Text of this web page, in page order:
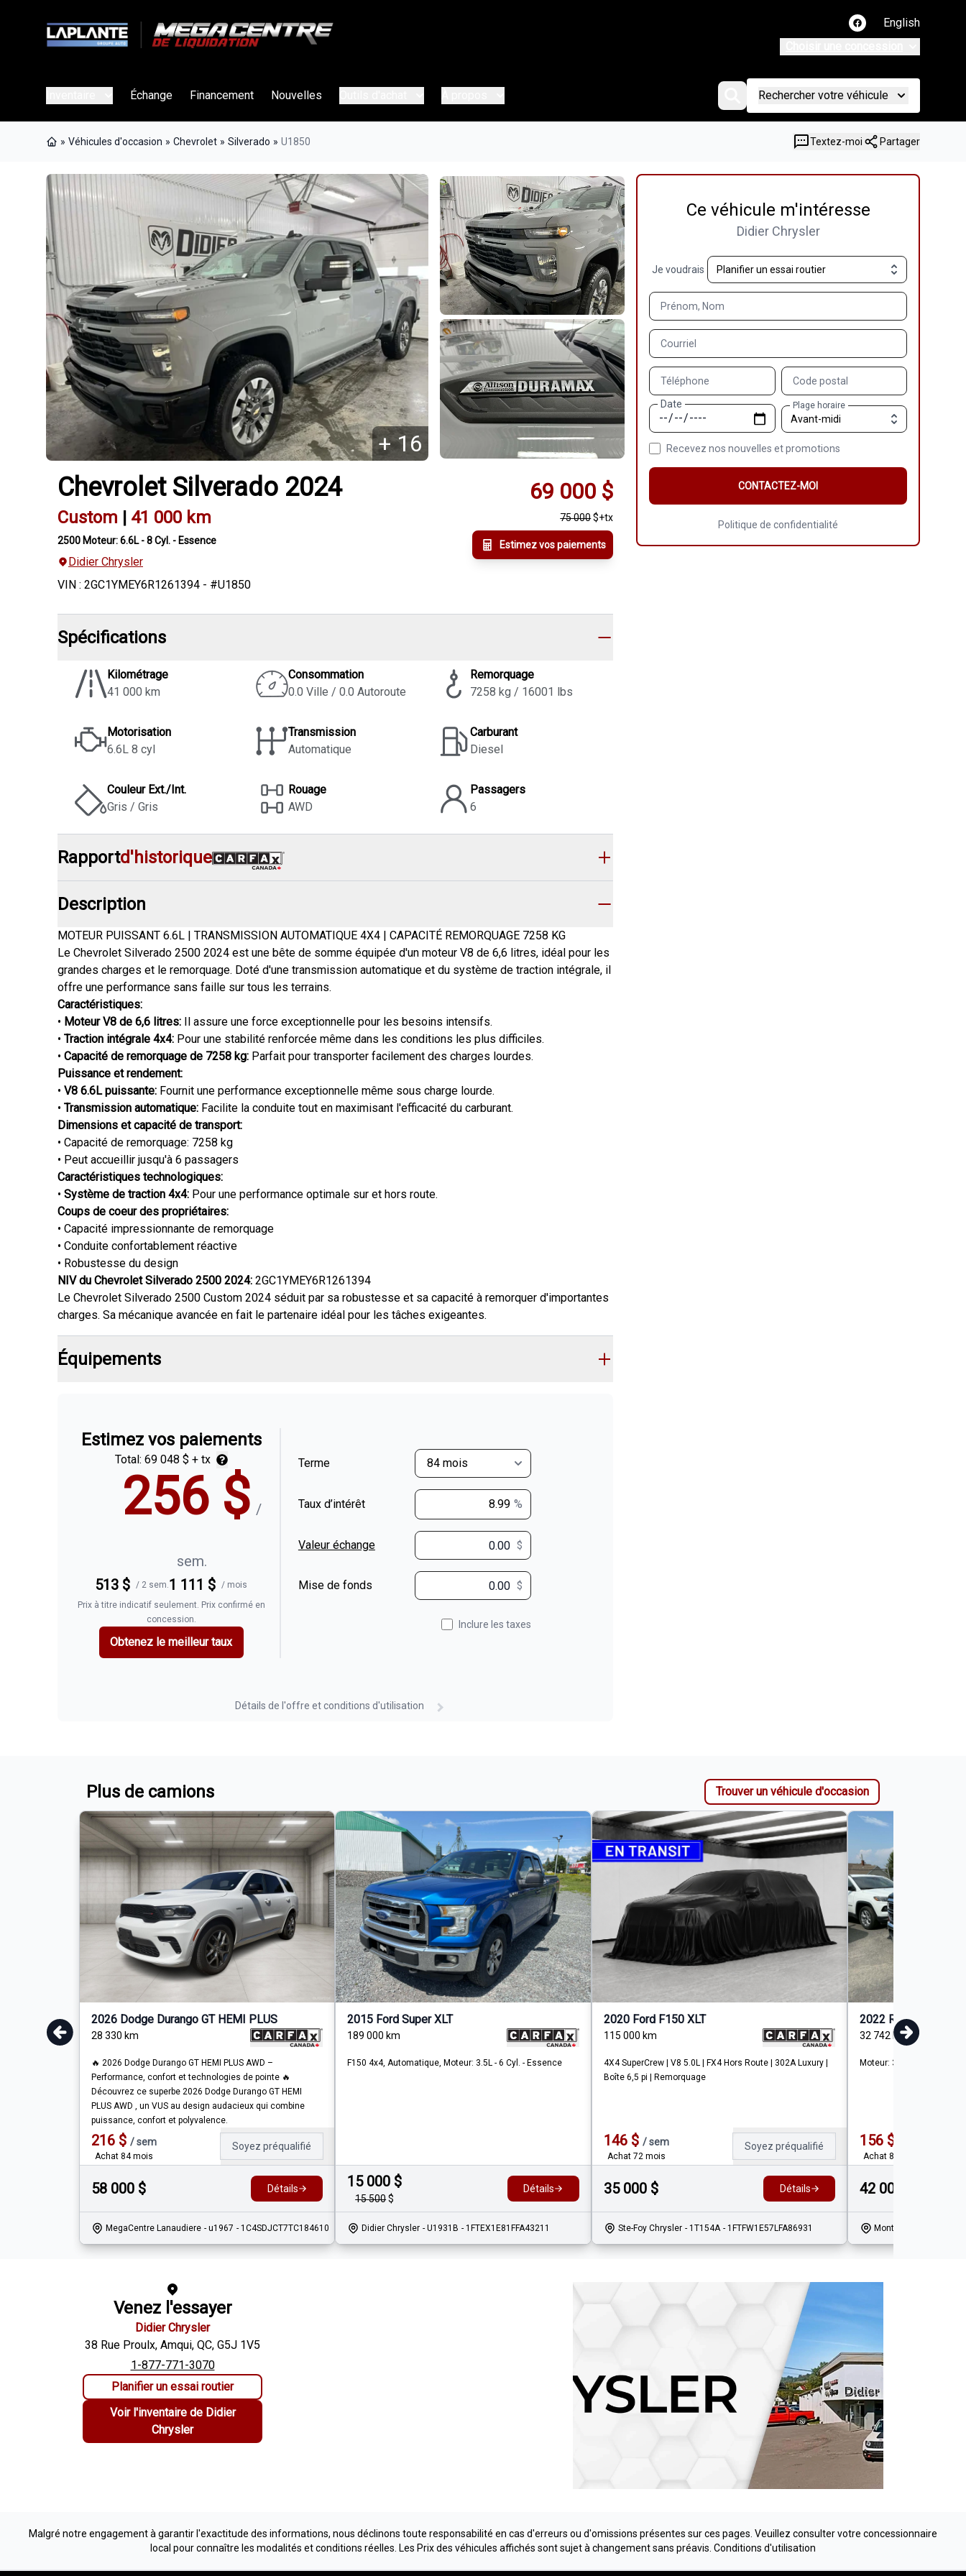
Lien vers notre page
English
Échange Financement Nouvelles Rechercher votre véhicule
» Véhicules d'occasion » Chevrolet » Silverado » U1850 Textez-moi Partager
+16
Chevrolet Silverado 2024
Custom | 41 000 km
2500 Moteur: 6.6L - 8 Cyl. - Essence
Didier Chrysler
VIN : 2GC1YMEY6R1261394 - #U1850
69 000 $
75 000$+tx
Estimez vos paiements
Spécifications
Kilométrage
41 000 km
Consommation
0.0 Ville / 0.0 Autoroute
Remorquage
7258 kg / 16001 lbs
Motorisation
6.6L 8 cyl
Transmission
Automatique
Carburant
Diesel
Couleur Ext./Int.
Gris / Gris
Rouage
AWD
Passagers
6
Rapportd'historique
Description
MOTEUR PUISSANT 6.6L | TRANSMISSION AUTOMATIQUE 4X4 | CAPACITÉ REMORQUAGE 7258 KG
Le Chevrolet Silverado 2500 2024 est une bête de somme équipée d'un moteur V8 de 6,6 litres, idéal pour les
grandes charges et le remorquage. Doté d'une transmission automatique et du système de traction intégrale, il
offre une performance sans faille sur tous les terrains.
Caractéristiques:
• Moteur V8 de 6,6 litres: Il assure une force exceptionnelle pour les besoins intensifs.
• Traction intégrale 4x4: Pour une stabilité renforcée même dans les conditions les plus difficiles.
• Capacité de remorquage de 7258 kg: Parfait pour transporter facilement des charges lourdes.
Puissance et rendement:
• V8 6.6L puissante: Fournit une performance exceptionnelle même sous charge lourde.
• Transmission automatique: Facilite la conduite tout en maximisant l'efficacité du carburant.
Dimensions et capacité de transport:
• Capacité de remorquage: 7258 kg
• Peut accueillir jusqu'à 6 passagers
Caractéristiques technologiques:
• Système de traction 4x4: Pour une performance optimale sur et hors route.
Coups de coeur des propriétaires:
• Capacité impressionnante de remorquage
• Conduite confortablement réactive
• Robustesse du design
NIV du Chevrolet Silverado 2500 2024: 2GC1YMEY6R1261394
Le Chevrolet Silverado 2500 Custom 2024 séduit par sa robustesse et sa capacité à remorquer d'importantes
charges. Sa mécanique avancée en fait le partenaire idéal pour les tâches exigeantes.
Équipements
Estimez vos paiements
Total: 69 048 $ + tx
256$ /
sem.
513 $ / 2 sem.1 111 $ / mois
Prix à titre indicatif seulement. Prix confirmé en
concession.
Obtenez le meilleur taux
Terme
Taux d’intérêt %
Valeur échange $ $
Mise de fonds $
Inclure les taxes
Détails de l'offre et conditions d'utilisation
Ce véhicule m'intéresse
Didier Chrysler
Je voudrais
Prénom, Nom
Courriel
Téléphone
Code postal
Date
Plage horaire
Recevez nos nouvelles et promotions
CONTACTEZ-MOI
Politique de confidentialité
Plus de camions Trouver un véhicule d'occasion
2026 Dodge Durango GT HEMI PLUS
28 330 km
🔥 2026 Dodge Durango GT HEMI PLUS AWD –
Performance, confort et technologies de pointe 🔥
Découvrez ce superbe 2026 Dodge Durango GT HEMI
PLUS AWD , un VUS au design audacieux qui combine
puissance, confort et polyvalence.
216$ / sem
Achat 84 mois
Soyez préqualifié
58 000$ Détails
MegaCentre Lanaudiere - u1967 - 1C4SDJCT7TC184610
2015 Ford Super XLT
189 000 km
F150 4x4, Automatique, Moteur: 3.5L - 6 Cyl. - Essence
15 000 $
15 500$
Détails
Didier Chrysler - U1931B - 1FTEX1E81FFA43211
2020 Ford F150 XLT
115 000 km
4X4 SuperCrew | V8 5.0L | FX4 Hors Route | 302A Luxury |
Boîte 6,5 pi | Remorquage
146$ /sem
Achat 72 mois
Soyez préqualifié
35 000$ Détails
Ste-Foy Chrysler - 1T154A - 1FTFW1E57LFA86931
2022 RAM 1500 Big
32 742 km
Moteur: 3.6L - 6 Cyl. -
156 $
Achat 84 mois
42 000
Mont-Joli Chrysler
Venez l'essayer
Didier Chrysler
38 Rue Proulx, Amqui, QC, G5J 1V5
1-877-771-3070
Planifier un essai routier
Voir l'inventaire de Didier
Chrysler
Malgré notre engagement à garantir l'exactitude des informations, nous déclinons toute responsabilité en cas d'erreurs ou d'omissions présentes sur ces pages. Veuillez consulter votre concessionnaire
local pour connaître les modalités et conditions réelles. Les Prix des véhicules affichés sont sujet à changement sans préavis. Conditions d'utilisation